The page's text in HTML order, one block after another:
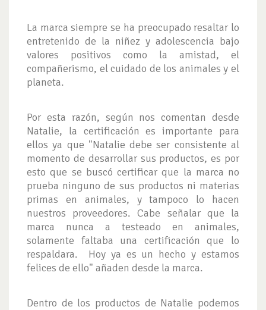
La marca siempre se ha preocupado resaltar lo
entretenido de la niñez y adolescencia bajo
valores positivos como la amistad, el
compañerismo, el cuidado de los animales y el
planeta.
Por esta razón, según nos comentan desde
Natalie, la certificación es importante para
ellos ya que "Natalie debe ser consistente al
momento de desarrollar sus productos, es por
esto que se buscó certificar que la marca no
prueba ninguno de sus productos ni materias
primas en animales, y tampoco lo hacen
nuestros proveedores. Cabe señalar que la
marca nunca a testeado en animales,
solamente faltaba una certificación que lo
respaldara. Hoy ya es un hecho y estamos
felices de ello" añaden desde la marca.
Dentro de los productos de Natalie podemos